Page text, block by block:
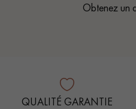
Obtenez un
QUALITÉ GARANTIE